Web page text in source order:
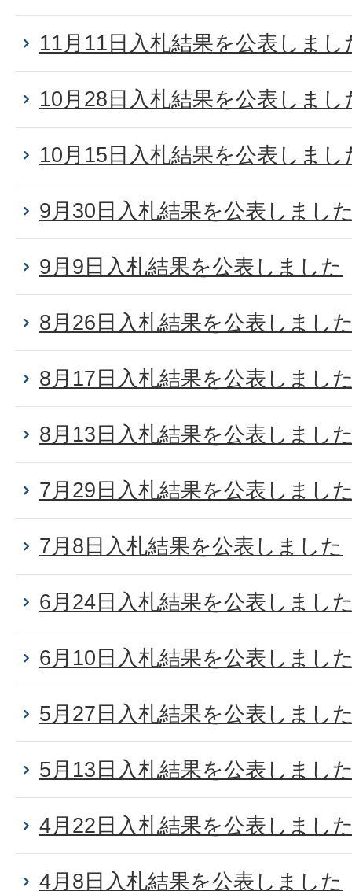
11月11日入札結果を公表しまし
10月28日入札結果を公表しまし
10月15日入札結果を公表しまし
9月30日入札結果を公表しまし
9月9日入札結果を公表しました
8月26日入札結果を公表しまし
8月17日入札結果を公表しまし
8月13日入札結果を公表しまし
7月29日入札結果を公表しまし
7月8日入札結果を公表しました
6月24日入札結果を公表しまし
6月10日入札結果を公表しまし
5月27日入札結果を公表しまし
5月13日入札結果を公表しまし
4月22日入札結果を公表しまし
4月8日入札結果を公表しました